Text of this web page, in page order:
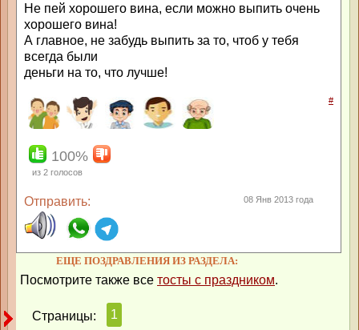
Не пей хорошего вина, если можно выпить очень
хорошего вина!
А главное, не забудь выпить за то, чтоб у тебя
всегда были
деньги на то, что лучше!
#
100%
из 2 голосов
Отправить: 08 Янв 2013 года
ЕЩЕ ПОЗДРАВЛЕНИЯ ИЗ РАЗДЕЛА:
Посмотрите также все тосты с праздником.
Страницы: 1